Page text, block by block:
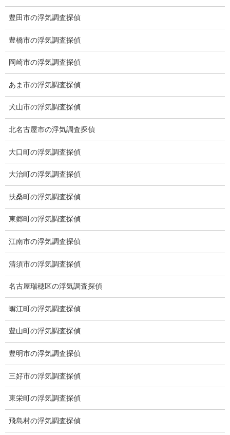
ブログ (498)
お知らせ (1)
メニュー
トップ
アフターフォロー
ミライリサーチのお約束
当社のこだわり
契約後の安心と信頼
顧問弁護士のご案内
委任契約
低料金の理由
スキルの高さ＝高額料金？
適正料金
稼働制って何？
探偵
豊田市の浮気調査探偵
豊橋市の浮気調査探偵
岡崎市の浮気調査探偵
あま市の浮気調査探偵
犬山市の浮気調査探偵
北名古屋市の浮気調査探偵
大口町の浮気調査探偵
大治町の浮気調査探偵
扶桑町の浮気調査探偵
東郷町の浮気調査探偵
江南市の浮気調査探偵
清須市の浮気調査探偵
名古屋瑞穂区の浮気調査探偵
蠏江町の浮気調査探偵
豊山町の浮気調査探偵
豊明市の浮気調査探偵
三好市の浮気調査探偵
東栄町の浮気調査探偵
飛島村の浮気調査探偵